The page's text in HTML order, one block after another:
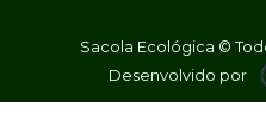
Sacola Ecológica ©
Desenvolvido por